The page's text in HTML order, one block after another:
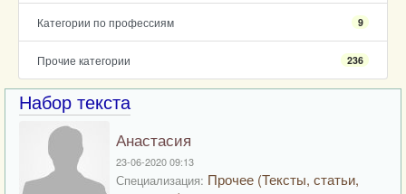
Категории по профессиям 9
Прочие категории 236
Набор текста
Анастасия
23-06-2020 09:13
Специализация: Прочее (Тексты, статьи,